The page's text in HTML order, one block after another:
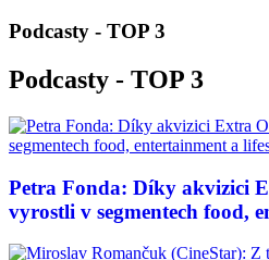
Podcasty - TOP 3
Podcasty - TOP 3
Petra Fonda: Díky akvizici
vyrostli v segmentech food,